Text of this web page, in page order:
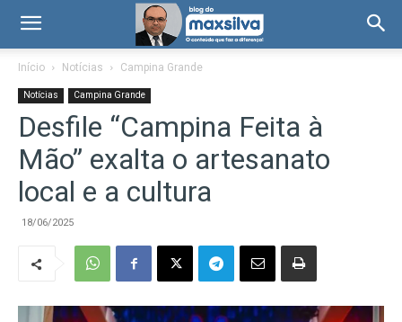
Início Notícias Campina Grande
Notícias Campina Grande
Desfile “Campina Feita à
Mão” exalta o artesanato
local e a cultura
18/06/2025